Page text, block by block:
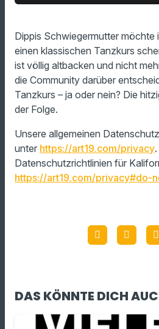
play_arrow Weihnachten
00:00
Dippis Schwiegermutter möchte
einen klassischen Tanzkurs
ist völlig altbacken und nicht
die Community darüber
Tanzkurs – ja oder nein? Die
der Folge.
Unsere allgemeinen
unter https://art19.com/privacy
Datenschutzrichtlinien für
https://art19.com/privacy#do-
DAS KÖNNTE DICH